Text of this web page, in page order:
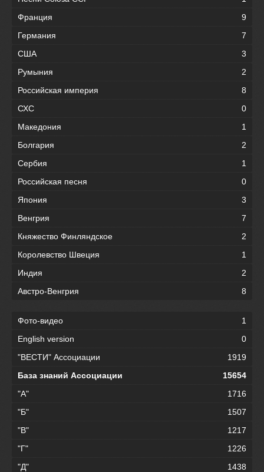
Франция
9
Германия
7
США
3
Румыния
2
Российская империя
8
СХС
0
Македония
1
Болгария
2
Сербия
1
Российская песня
0
Япония
3
Венгрия
7
Княжество Финляндское
2
Королевство Швеция
1
Индия
2
Австро-Венгрия
8
Фото-видео
1
English version
0
"ВЕСТИ" Ассоциации
1919
База знаний Ассоциации
15654
"А"
1716
"Б"
1507
"В"
1217
"Г"
1226
"Д"
1438